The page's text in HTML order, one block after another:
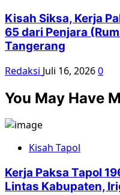
Kisah Siksa, Kerja
65 dari Penjara
Tangerang
Redaksi Juli 16, 20260
You May Have
Kisah Tapol
Kerja Paksa Tapol
Lintas Kabupaten,